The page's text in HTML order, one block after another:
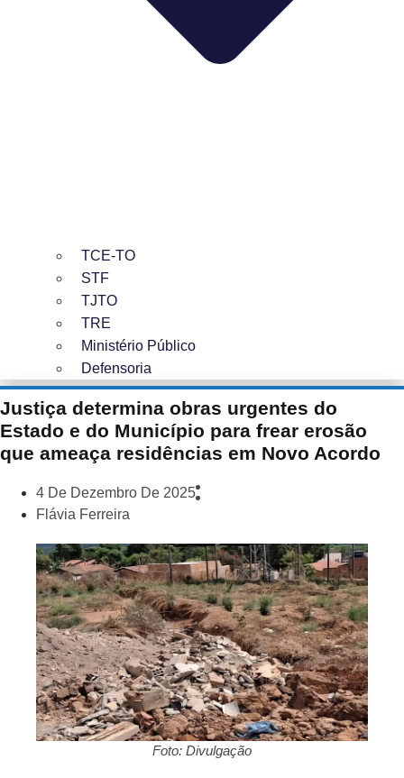
TCE-TO
STF
TJTO
TRE
Ministério Público
Defensoria
Justiça determina obras urgentes do
Estado e do Município para frear erosão
que ameaça residências em Novo Acordo
4 De Dezembro De 2025
Flávia Ferreira
Foto: Divulgação